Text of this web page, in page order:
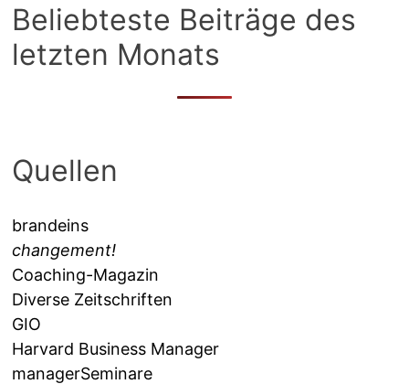
Beliebteste Beiträge des
letzten Monats
Quellen
brandeins
changement!
Coaching-Magazin
Diverse Zeitschriften
GIO
Harvard Business Manager
managerSeminare